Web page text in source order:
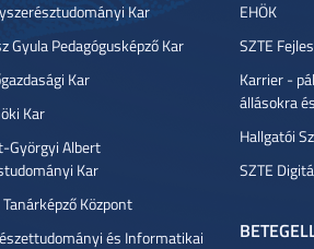
Kar
Gyula Pedagógusképző Kar
Kar
Kar
Györgyi Albert
Kar
Tanárképző Központ
és Informatikai
EHÖK
SZTE
Karrier -
állásokra
Hallgatói
SZTE